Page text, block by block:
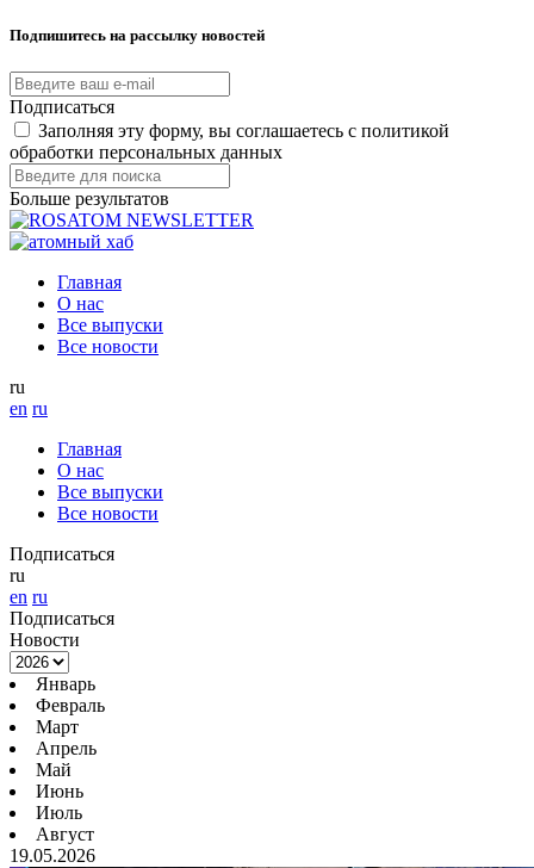
Подпишитесь на рассылку новостей
Подписаться
Заполняя эту форму, вы соглашаетесь с политикой
обработки персональных данных
Больше результатов
Главная
О нас
Все выпуски
Все новости
ru
en ru
Главная
О нас
Все выпуски
Все новости
Подписаться
ru
en ru
Подписаться
Новости
Январь
Февраль
Март
Апрель
Май
Июнь
Июль
Август
19.05.2026